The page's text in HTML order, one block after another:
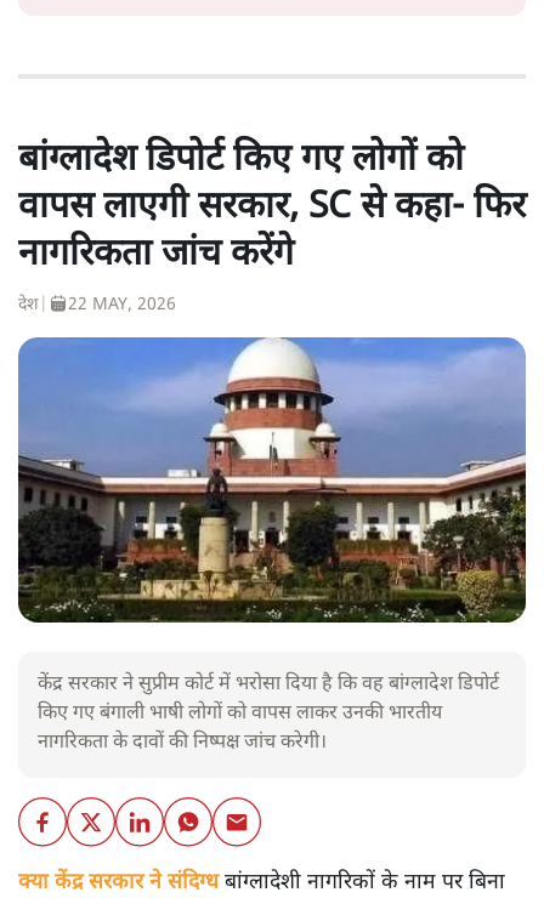
बांग्लादेश डिपोर्ट किए गए लोगों को
वापस लाएगी सरकार, SC से कहा- फिर
नागरिकता जांच करेंगे
देश 22 MAY, 2026
केंद्र सरकार ने सुप्रीम कोर्ट में भरोसा दिया है कि वह बांग्लादेश डिपोर्ट
किए गए बंगाली भाषी लोगों को वापस लाकर उनकी भारतीय
नागरिकता के दावों की निष्पक्ष जांच करेगी।
क्या केंद्र सरकार ने संदिग्धबांग्लादेशी नागरिकों के नाम पर बिना